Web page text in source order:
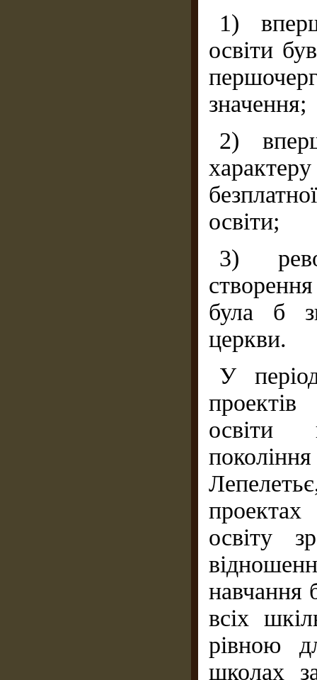
1)
освіти
значення;
2)
освіти;
3)
була б
церкви.
У
освіти
освіту
навчання
всіх
рівною
школах